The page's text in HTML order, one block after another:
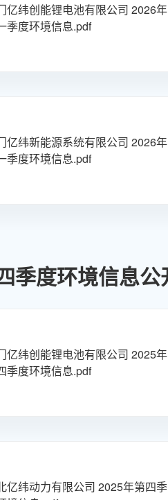
亿纬创能锂电池有限公司 2026年
季度环境信息.pdf
亿纬新能源系统有限公司 2026年
季度环境信息.pdf
季度环境信息公
亿纬创能锂电池有限公司 2025年
季度环境信息.pdf
亿纬动力有限公司 2025年第四季